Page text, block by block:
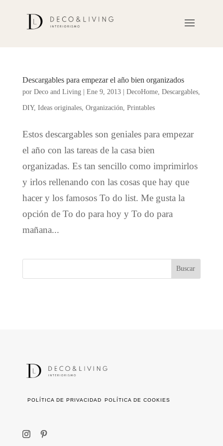
Descargables para empezar el año bien organizados
por Deco and Living| Ene 9, 2013| DecoHome, Descargables,
DIY, Ideas originales, Organización Printables
Estos descargables son geniales para empezar
el año con las tareas de la casa bien
organizadas. Es tan sencillo como imprimirlos
y irlos rellenando con las cosas que hay que
hacer y los famosos To do list. Me gusta la
opción de To do para hoy y To do para
mañana...
POLÍTICA DE PRIVACIDAD POLÍTICA DE COOKIES